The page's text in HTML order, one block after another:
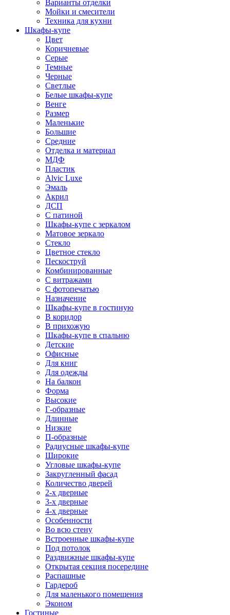
Варианты отделки
Мойки и смесители
Техника для кухни
Шкафы-купе
Цвет
Коричневые
Серые
Темные
Черные
Светлые
Белые шкафы-купе
Венге
Размер
Маленькие
Большие
Средние
Отделка и материал
МДФ
Пластик
Alvic Luxe
Эмаль
Акрил
ДСП
С патиной
Шкафы-купе с зеркалом
Матовое зеркало
Стекло
Цветное стекло
Пескоструй
Комбинированные
С витражами
С фотопечатью
Назначение
Шкафы-купе в гостиную
В коридор
В прихожую
Шкафы-купе в спальню
Детские
Офисные
Для книг
Для одежды
На балкон
Форма
Высокие
Г-образные
Длинные
Низкие
П-образные
Радиусные шкафы-купе
Широкие
Угловые шкафы-купе
Закругленный фасад
Количество дверей
2-х дверные
3-х дверные
4-х дверные
Особенности
Во всю стену
Встроенные шкафы-купе
Под потолок
Раздвижные шкафы-купе
Открытая секция посередине
Распашные
Гардероб
Для маленького помещения
Эконом
Гостиные